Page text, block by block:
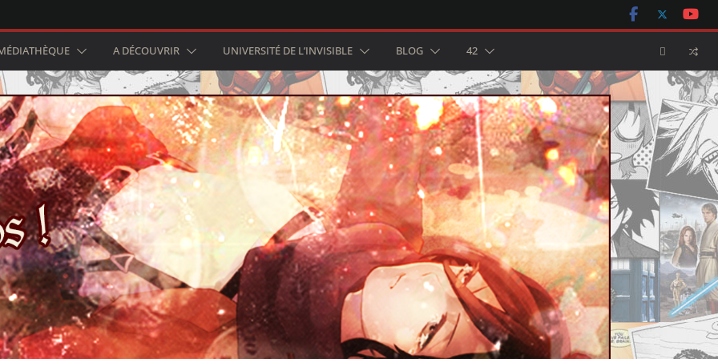
A DÉCOUVRIR UNIVERSITÉ DE L’INVISIBLE BLOG 42